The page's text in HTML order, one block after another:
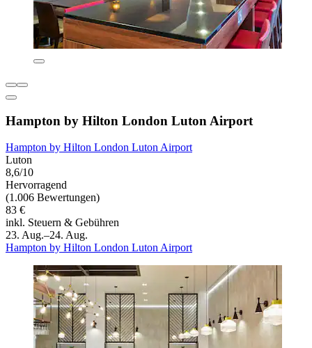
Hampton by Hilton London Luton Airport
Hampton by Hilton London Luton Airport
Luton
8,6/10
Hervorragend
(1.006 Bewertungen)
83 €
inkl. Steuern & Gebühren
23. Aug.–24. Aug.
Hampton by Hilton London Luton Airport